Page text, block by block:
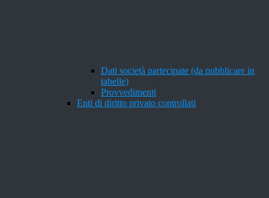
Dati società partecipate (da pubblicare in
tabelle)
Provvedimenti
Enti di diritto privato controllati